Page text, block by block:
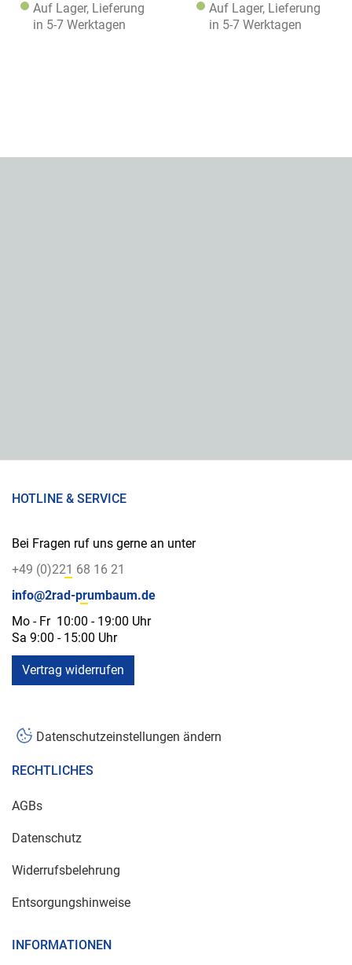
Auf Lager, Lieferung
in 5-7 Werktagen
Auf Lager, Lieferung
in 5-7 Werktagen
HOTLINE & SERVICE
Bei Fragen ruf uns gerne an unter
+49 (0)221 68 16 21
info@2rad-prumbaum.de
Mo - Fr 10:00 - 19:00 Uhr
Sa 9:00 - 15:00 Uhr
Vertrag widerrufen
Datenschutzeinstellungen ändern
RECHTLICHES
AGBs
Datenschutz
Widerrufsbelehrung
Entsorgungshinweise
INFORMATIONEN